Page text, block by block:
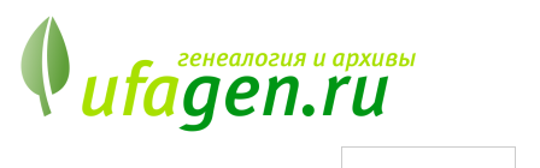
основному
содержанию
Поиск